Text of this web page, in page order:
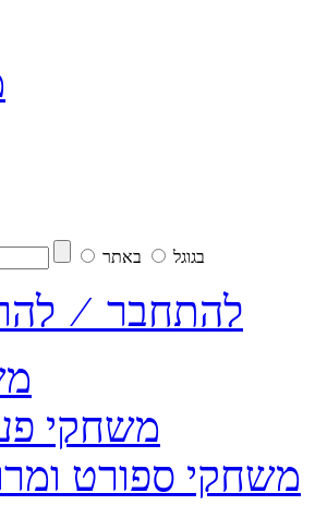
בגוגל באתר
להתחבר ⁄
משחקי
משחקי ספורט